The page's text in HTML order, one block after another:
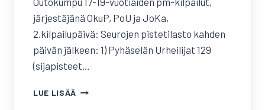
järjestäjänä OkuP, PoU ja JoKa,
2.kilpailupäivä: Seurojen pistetilasto kahden
päivän jälkeen: 1) Pyhäselän Urheilijat 129
(sijapisteet…
LUE LISÄÄ 17-